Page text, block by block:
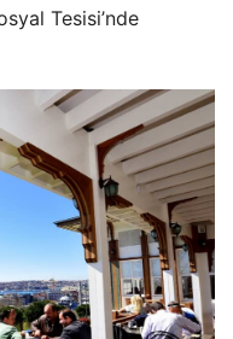
Tesisi’nde